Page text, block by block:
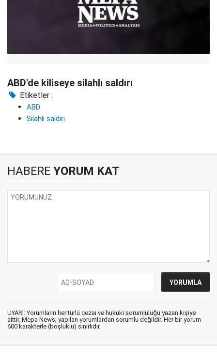
ABD'de kiliseye silahlı saldırı
Etiketler :
ABD
Silahlı saldırı
HABERE YORUM KAT
UYARI: Yorumların her türlü cezai ve hukuki sorumluluğu yazan kişiye
aittir. Mepa News, yapılan yorumlardan sorumlu değildir. Her bir yorum
600 karakterle (boşluklu) sınırlıdır.